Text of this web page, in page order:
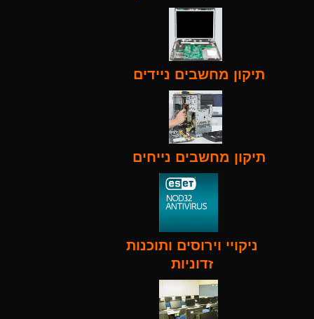
תיקון מחשבים ניידים
תיקון מחשבים נייחים
ניקויי וירוסים ותוכנות
זדוניות